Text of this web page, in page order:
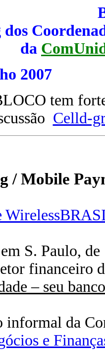
dos
da
tem
Celld-
/ Mobile
S. Paulo,
financeiro
– seu
informal da
e